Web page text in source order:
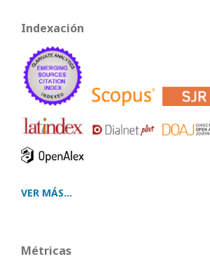
Indexación
VER MÁS...
Métricas